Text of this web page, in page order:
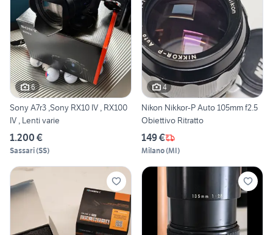
6
Sony A7r3 ,Sony RX10 IV , RX100
IV , Lenti varie
1.200 €
Sassari(SS)
4
Nikon Nikkor-P Auto 105mm f2.5
Obiettivo Ritratto
149 €
Milano(MI)